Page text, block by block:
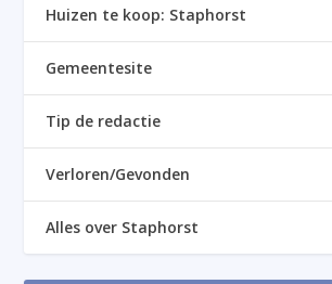
Huizen te koop: Staphorst
Gemeentesite
Tip de redactie
Verloren/Gevonden
Alles over Staphorst